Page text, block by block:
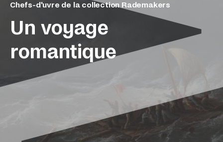
Un voyage
romantique
Chefs-d'uvre de la collection Rademakers